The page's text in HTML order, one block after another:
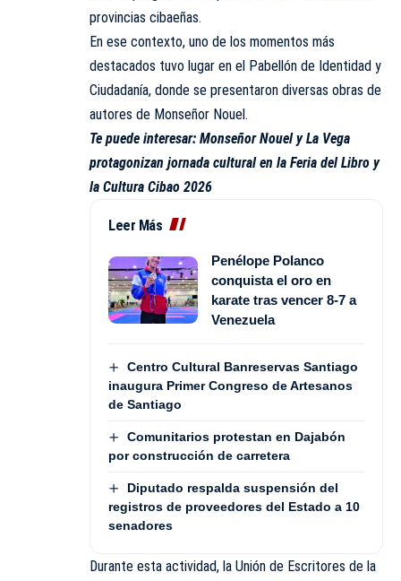
provincias cibaeñas.
En ese contexto, uno de los momentos más
destacados tuvo lugar en el Pabellón de Identidad y
Ciudadanía, donde se presentaron diversas obras de
autores de Monseñor Nouel.
Te puede interesar: Monseñor Nouel y La Vega
protagonizan jornada cultural en la Feria del Libro y
la Cultura Cibao 2026
Leer Más
Penélope Polanco
conquista el oro en
karate tras vencer 8-7 a
Venezuela
Centro Cultural Banreservas Santiago
inaugura Primer Congreso de Artesanos
de Santiago
Comunitarios protestan en Dajabón
por construcción de carretera
Diputado respalda suspensión del
registros de proveedores del Estado a 10
senadores
Durante esta actividad, la Unión de Escritores de la